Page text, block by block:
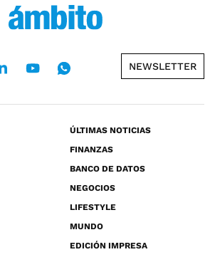
NEWSLETTER
ÚLTIMAS NOTICIAS
FINANZAS
BANCO DE DATOS
NEGOCIOS
LIFESTYLE
MUNDO
EDICIÓN IMPRESA